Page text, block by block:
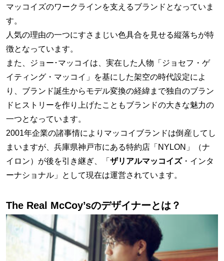
マッコイズのワークラインを支えるブランドとなっていま
す。
人気の理由の一つにすさまじい色具合を見せる縦落ちが特
徴となっています。
また、ジョー･マッコイは、実在した人物「ジョセフ・ゲ
イティング・マッコイ」を基にした架空の時代設定によ
り、ブランド誕生からモデル変換の経緯まで独自のブラン
ドヒストリーを作り上げたこともブランドの大きな魅力の
一つとなっています。
2001年企業の諸事情によりマッコイブランドは倒産してし
まいますが、兵庫県神戸市にある特約店「NYLON」（ナ
イロン）が後を引き継ぎ、「ザリアルマッコイズ・インタ
ーナショナル」として現在は運営されています。
The Real McCoy’sのデザイナーとは？